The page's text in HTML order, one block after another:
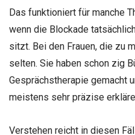
Das funktioniert für manche
wenn die Blockade
sitzt. Bei den Frauen, die zu
selten. Sie haben schon zig
Gesprächstherapie gemacht
meistens sehr präzise
Verstehen reicht in diesen